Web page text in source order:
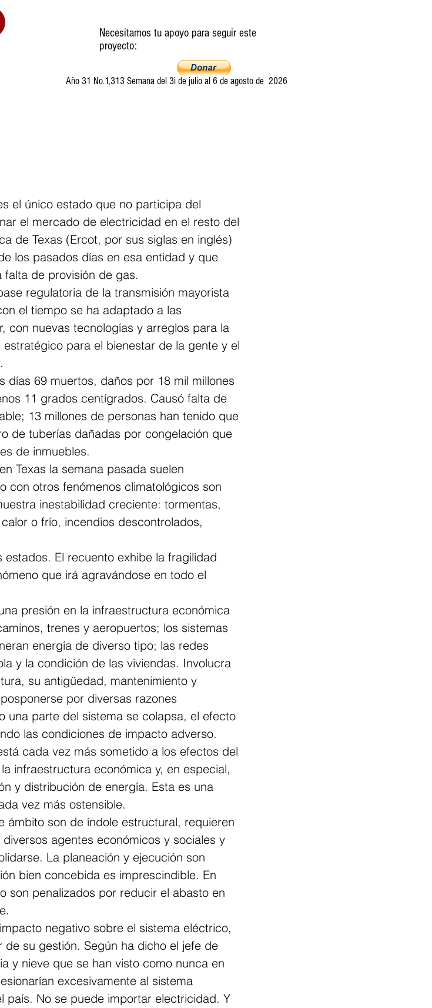
Necesitamos tu apoyo para seguir este
proyecto:
Año 31 No.1,313 Semana del 3i de julio al 6 de agosto de 2026
el único estado que no participa del
el mercado de electricidad en el resto del
de Texas (Ercot, por sus siglas en inglés)
los pasados días en esa entidad y que
de provisión de gas.
regulatoria de la transmisión mayorista
el tiempo se ha adaptado a las
con nuevas tecnologías y arreglos para la
para el bienestar de la gente y el
días 69 muertos, daños por 18 mil millones
11 grados centígrados. Causó falta de
13 millones de personas han tenido que
de tuberías dañadas por congelación que
de inmuebles.
Texas la semana pasada suelen
con otros fenómenos climatológicos son
inestabilidad creciente: tormentas,
o frío, incendios descontrolados,
El recuento exhibe la fragilidad
que irá agravándose en todo el
presión en la infraestructura económica
trenes y aeropuertos; los sistemas
energía de diverso tipo; las redes
y la condición de las viviendas. Involucra
su antigüedad, mantenimiento y
por diversas razones
una parte del sistema se colapsa, el efecto
las condiciones de impacto adverso.
cada vez más sometido a los efectos del
infraestructura económica y, en especial,
y distribución de energía. Esta es una
vez más ostensible.
ámbito son de índole estructural, requieren
agentes económicos y sociales y
La planeación y ejecución son
bien concebida es imprescindible. En
son penalizados por reducir el abasto en
negativo sobre el sistema eléctrico,
su gestión. Según ha dicho el jefe de
y nieve que se han visto como nunca en
excesivamente al sistema
país. No se puede importar electricidad. Y